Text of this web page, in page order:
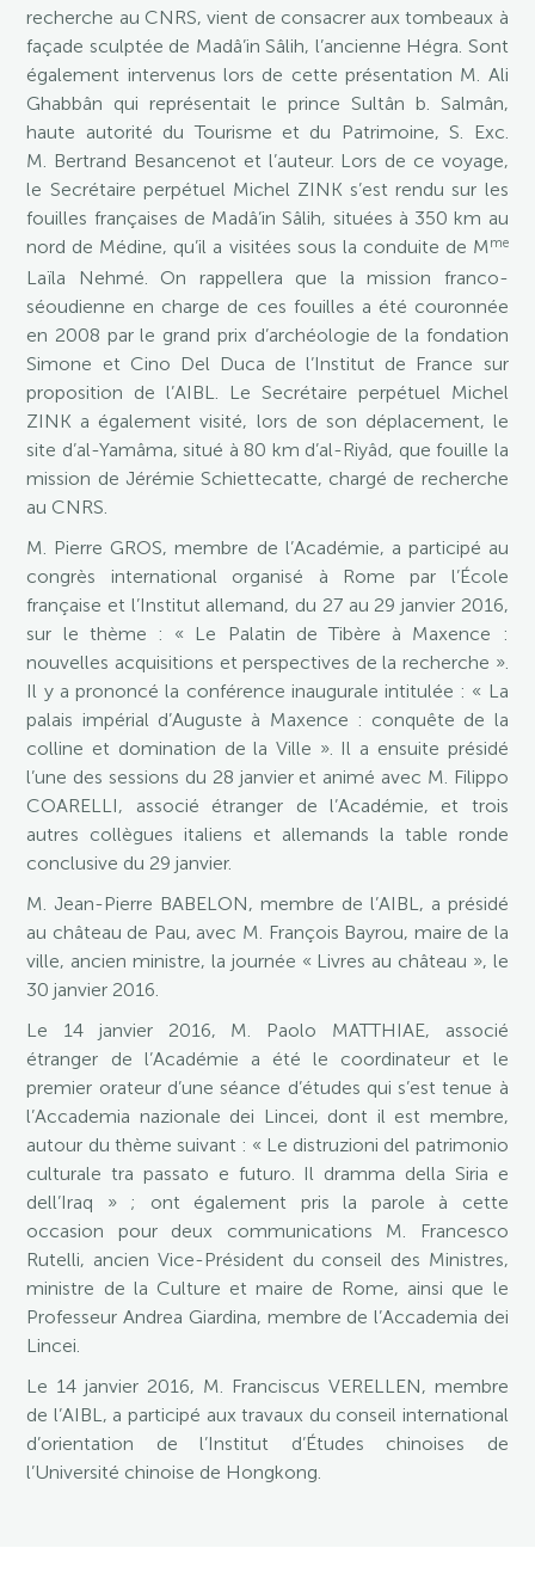
recherche au CNRS, vient de consacrer aux tombeaux à
façade sculptée de Madâ’in Sâlih, l’ancienne Hégra. Sont
également intervenus lors de cette présentation M. Ali
Ghabbân qui représentait le prince Sultân b. Salmân,
haute autorité du Tourisme et du Patrimoine, S. Exc.
M. Bertrand Besancenot et l’auteur. Lors de ce voyage,
le Secrétaire perpétuel Michel ZINK s’est rendu sur les
fouilles françaises de Madâ’in Sâlih, situées à 350 km au
nord de Médine, qu’il a visitées sous la conduite de Mme
Laïla Nehmé. On rappellera que la mission franco-
séoudienne en charge de ces fouilles a été couronnée
en 2008 par le grand prix d’archéologie de la fondation
Simone et Cino Del Duca de l’Institut de France sur
proposition de l’AIBL. Le Secrétaire perpétuel Michel
ZINK a également visité, lors de son déplacement, le
site d’al-Yamâma, situé à 80 km d’al-Riyâd, que fouille la
mission de Jérémie Schiettecatte, chargé de recherche
au CNRS.
M. Pierre GROS, membre de l’Académie, a participé au
congrès international organisé à Rome par l’École
française et l’Institut allemand, du 27 au 29 janvier 2016,
sur le thème : « Le Palatin de Tibère à Maxence :
nouvelles acquisitions et perspectives de la recherche ».
Il y a prononcé la conférence inaugurale intitulée : « La
palais impérial d’Auguste à Maxence : conquête de la
colline et domination de la Ville ». Il a ensuite présidé
l’une des sessions du 28 janvier et animé avec M. Filippo
COARELLI, associé étranger de l’Académie, et trois
autres collègues italiens et allemands la table ronde
conclusive du 29 janvier.
M. Jean-Pierre BABELON, membre de l’AIBL, a présidé
au château de Pau, avec M. François Bayrou, maire de la
ville, ancien ministre, la journée « Livres au château », le
30 janvier 2016.
Le 14 janvier 2016, M. Paolo MATTHIAE, associé
étranger de l’Académie a été le coordinateur et le
premier orateur d’une séance d’études qui s’est tenue à
l’Accademia nazionale dei Lincei, dont il est membre,
autour du thème suivant : « Le distruzioni del patrimonio
culturale tra passato e futuro. Il dramma della Siria e
dell’Iraq » ; ont également pris la parole à cette
occasion pour deux communications M. Francesco
Rutelli, ancien Vice-Président du conseil des Ministres,
ministre de la Culture et maire de Rome, ainsi que le
Professeur Andrea Giardina, membre de l’Accademia dei
Lincei.
Le 14 janvier 2016, M. Franciscus VERELLEN, membre
de l’AIBL, a participé aux travaux du conseil international
d’orientation de l’Institut d’Études chinoises de
l’Université chinoise de Hongkong.